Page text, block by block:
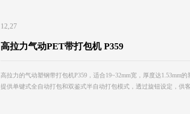
12,27
高拉力气动PET带打包机 P359
高拉力的气动塑钢带打包机P359，适合19~32mm宽，厚度达1.53mm
提供单键式全自动打包和双鉴式半自动打包模式，透过旋钮设定，